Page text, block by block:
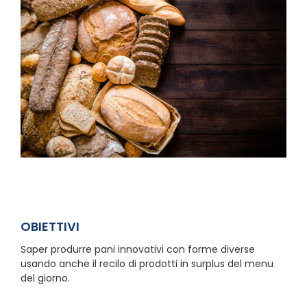
OBIETTIVI
Saper produrre pani innovativi con forme diverse
usando anche il recilo di prodotti in surplus del menu
del giorno.